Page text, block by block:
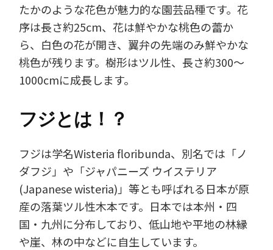
たかのような花色が魅力的な園芸品種です。花
序は長さ約25cm、花は鮮やかな桃色の蕾か
ら、白色の花が開き、翼弁の先端のみ鮮やかな
桃色が残ります。樹形はツル性、長さ約300～
1000cmに成長します。
フジとは！？
フジは学名Wisteria floribunda、別名では「ノ
ダフジ」や「ジャパニーズ ウイステリア
(Japanese wisteria)」等とも呼ばれる日本が原
産の落葉ツル性木本です。日本では本州・四
国・九州に分布しており、低山地や平地の林縁
や崖、林の中などに自生しています。